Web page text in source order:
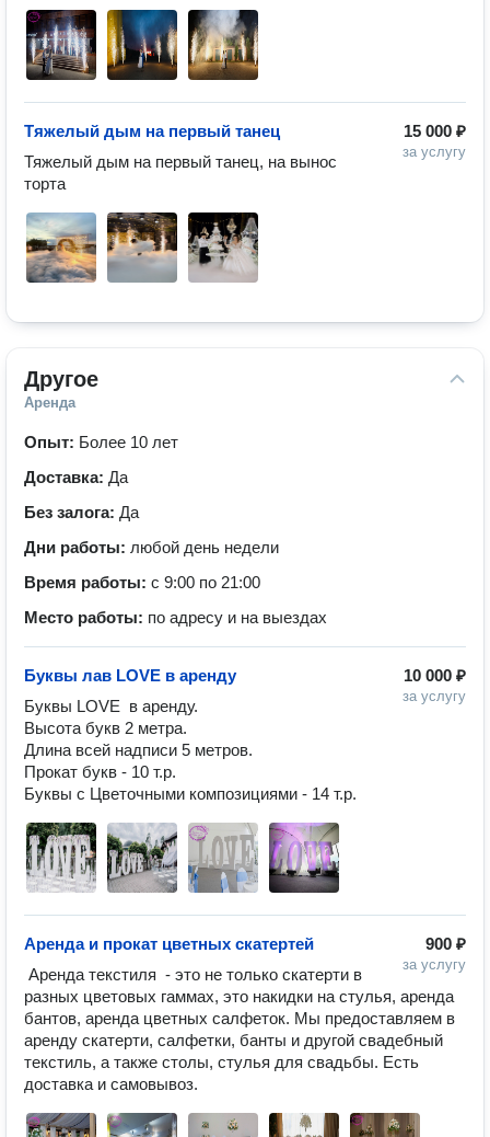
15 000 ₽
за услугу
Тяжелый дым на первый танец
Тяжелый дым на первый танец, на вынос
торта
Другое
Аренда
Опыт: Более 10 лет
Доставка: Да
Без залога: Да
Дни работы: любой день недели
Время работы: с 9:00 по 21:00
Место работы: по адресу и на выездах
10 000 ₽
за услугу
Буквы лав LOVE в аренду
Буквы LOVE  в аренду.
Высота букв 2 метра.
Длина всей надписи 5 метров.
Прокат букв - 10 т.р.
Буквы с Цветочными композициями - 14 т.р.
900 ₽
за услугу
Аренда и прокат цветных скатертей
разных цветовых гаммах, это накидки на стулья, аренда
бантов, аренда цветных салфеток. Мы предоставляем в
аренду скатерти, салфетки, банты и другой свадебный
текстиль, а также столы, стулья для свадьбы. Есть
доставка и самовывоз.